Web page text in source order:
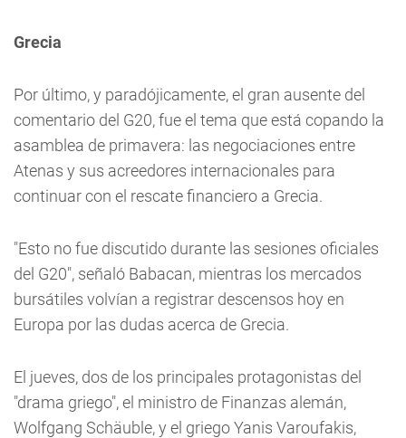
Grecia
Por último, y paradójicamente, el gran ausente del
comentario del G20, fue el tema que está copando la
asamblea de primavera: las negociaciones entre
Atenas y sus acreedores internacionales para
continuar con el rescate financiero a Grecia.
"Esto no fue discutido durante las sesiones oficiales
del G20", señaló Babacan, mientras los mercados
bursátiles volvían a registrar descensos hoy en
Europa por las dudas acerca de Grecia.
El jueves, dos de los principales protagonistas del
"drama griego", el ministro de Finanzas alemán,
Wolfgang Schäuble, y el griego Yanis Varoufakis,